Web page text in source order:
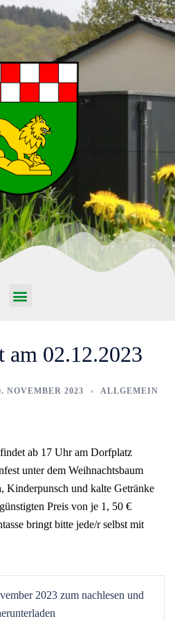
am 02.12.2023
NOVEMBER 2023 ALLGEMEIN
ab 17 Uhr am Dorfplatz
unter dem Weihnachtsbaum
Kinderpunsch und kalte Getränke
Preis von je 1, 50 €
bringt bitte jede/r selbst mit
2023 zum nachlesen und